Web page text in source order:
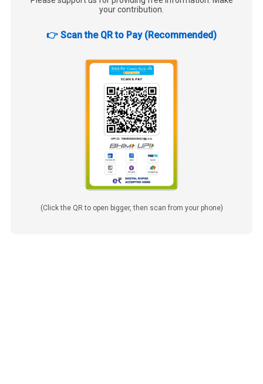
your contribution.
👉 Scan the QR to Pay (Recommended)
(Click the QR to open bigger, then scan from your phone)